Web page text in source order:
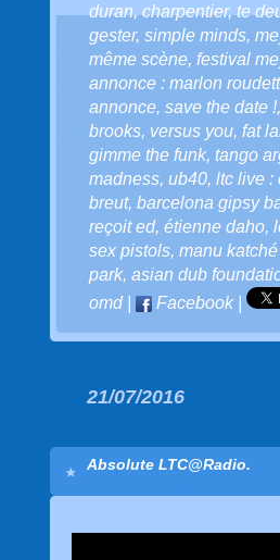
duran,charpentier,te
gester, simple minds,
même scène, festival
annonce : marlon
annonce, save the date !
brooks, versus you, fat
gimme the funk, tango
madness, ub40, ltc live :
breut, barcelona gipsy
reçoit ed, étienne daho,
sex pistols, manu
park, asian dub
omd| Facebook|
21/07/2016
Absolute LTC@Radio.